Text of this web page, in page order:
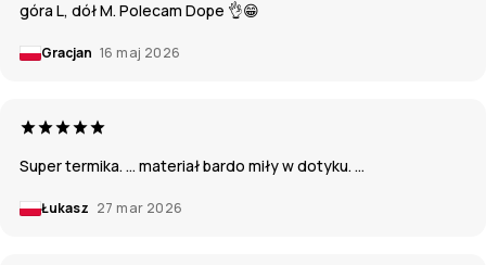
góra L, dół M. Polecam Dope 👌😁
Gracjan 16 maj 2026
Super termika. … materiał bardo miły w dotyku. …
Łukasz 27 mar 2026